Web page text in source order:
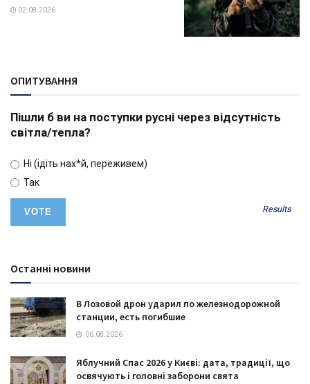
02.08.2026
ОПИТУВАННЯ
Пішли б ви на поступки русні через відсутність
світла/тепла?
Ні (ідіть нах*й, переживем)
Так
Results
Останні новини
В Лозовой дрон ударил по железнодорожной
станции, есть погибшие
06.08.2026
Яблучний Спас 2026 у Києві: дата, традиції, що
освячують і головні заборони свята